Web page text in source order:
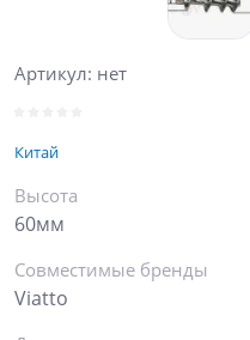
Артикул: нет
Китай
Высота
60мм
Совместимые бренды
Viatto